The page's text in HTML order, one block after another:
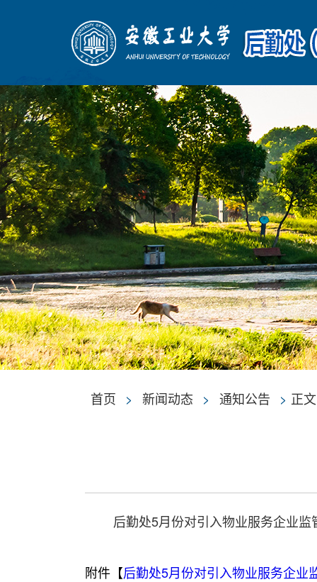
首页 > 新闻动态 > 通知公告 > 正文
后勤处5月份对引入物业服务企业监
附件【后勤处5月份对引入物业服务企业